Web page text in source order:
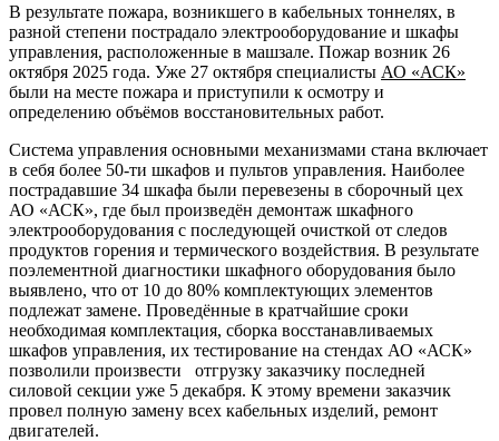
В результате пожара, возникшего в кабельных тоннелях, в
разной степени пострадало электрооборудование и шкафы
управления, расположенные в машзале. Пожар возник 26
октября 2025 года. Уже 27 октября специалисты АО «АСК»
были на месте пожара и приступили к осмотру и
определению объёмов восстановительных работ.
Система управления основными механизмами стана включает
в себя более 50-ти шкафов и пультов управления. Наиболее
пострадавшие 34 шкафа были перевезены в сборочный цех
АО «АСК», где был произведён демонтаж шкафного
электрооборудования с последующей очисткой от следов
продуктов горения и термического воздействия. В результате
поэлементной диагностики шкафного оборудования было
выявлено, что от 10 до 80% комплектующих элементов
подлежат замене. Проведённые в кратчайшие сроки
необходимая комплектация, сборка восстанавливаемых
шкафов управления, их тестирование на стендах АО «АСК»
позволили произвести отгрузку заказчику последней
силовой секции уже 5 декабря. К этому времени заказчик
провел полную замену всех кабельных изделий, ремонт
двигателей.